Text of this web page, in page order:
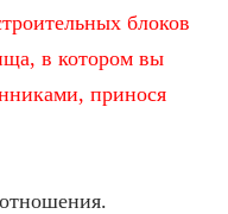
блоков
в котором вы
принося